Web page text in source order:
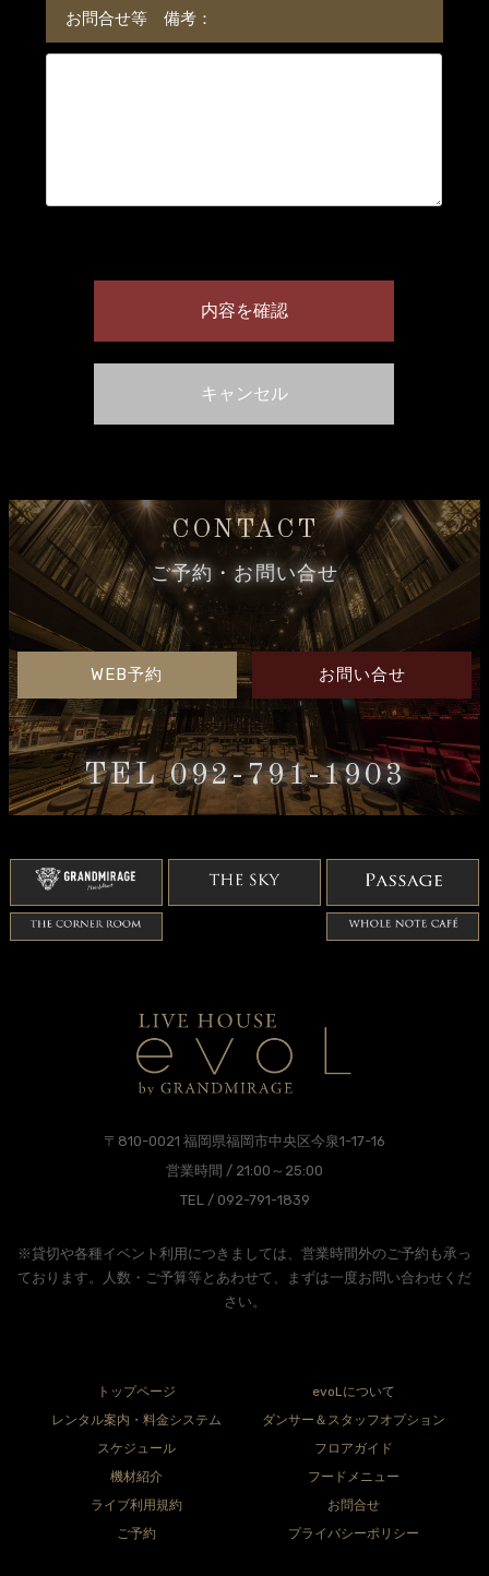
お問合せ等 備考：
CONTACT
ご予約・お問い合せ
WEB予約 お問い合せ
TEL 092-791-1903
〒810-0021 福岡県福岡市中央区今泉1-17-16
営業時間 / 21:00～25:00
TEL / 092-791-1839
※貸切や各種イベント利用につきましては、営業時間外のご予約も承っ
ております。人数・ご予算等とあわせて、まずは一度お問い合わせくだ
さい。
トップページ
evoLについて
レンタル案内・料金システム
ダンサー＆スタッフオプション
スケジュール
フロアガイド
機材紹介
フードメニュー
ライブ利用規約
お問合せ
ご予約
プライバシーポリシー